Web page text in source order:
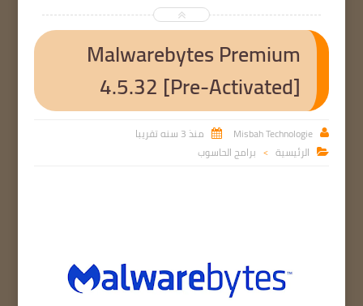
Malwarebytes Premium
4.5.32 [Pre-Activated]

Misbah Technologie
 منذ 3 سنه تقريبا
 الرئيسية > برامج الحاسوب